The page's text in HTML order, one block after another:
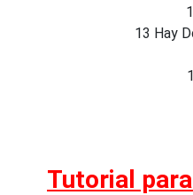
13 Hay
Tutorial